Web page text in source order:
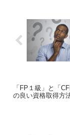
「FP１級」と「
の良い資格取得方